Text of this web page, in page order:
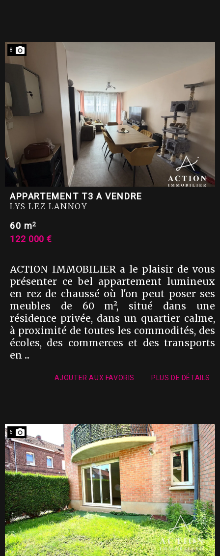
8
APPARTEMENT T3 A VENDRE
LYS LEZ LANNOY
60 m2
122 000 €
ACTION IMMOBILIER a le plaisir de vous
présenter ce bel appartement lumineux
en rez de chaussé où l'on peut poser ses
meubles de 60 m², situé dans une
résidence privée, dans un quartier calme,
à proximité de toutes les commodités, des
écoles, des commerces et des transports
en ...
AJOUTER AUX FAVORIS PLUS DE DÉTAILS
6